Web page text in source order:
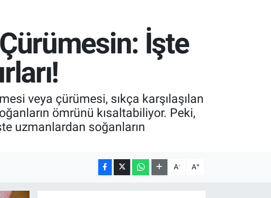
İşte
veya çürümesi, sıkça karşılaşılan
ömrünü kısaltabiliyor. Peki,
uzmanlardan soğanların
A- A+